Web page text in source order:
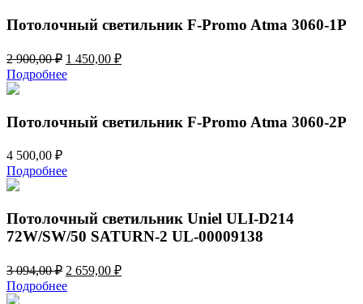
Потолочный светильник F-Promo Atma 3060-1P
2 900,00₽ Первоначальная
цена
составляла
900,00 ₽.
1 450,00 ₽Текущая
Подробнее
Потолочный светильник F-Promo Atma 3060-2P
4 500,00 ₽
Подробнее
Потолочный светильник Uniel ULI-D214
72W/SW/50 SATURN-2 UL-00009138
3 094,00₽ Первоначальная
цена
составляла
2 659,00 ₽Текущая
Подробнее